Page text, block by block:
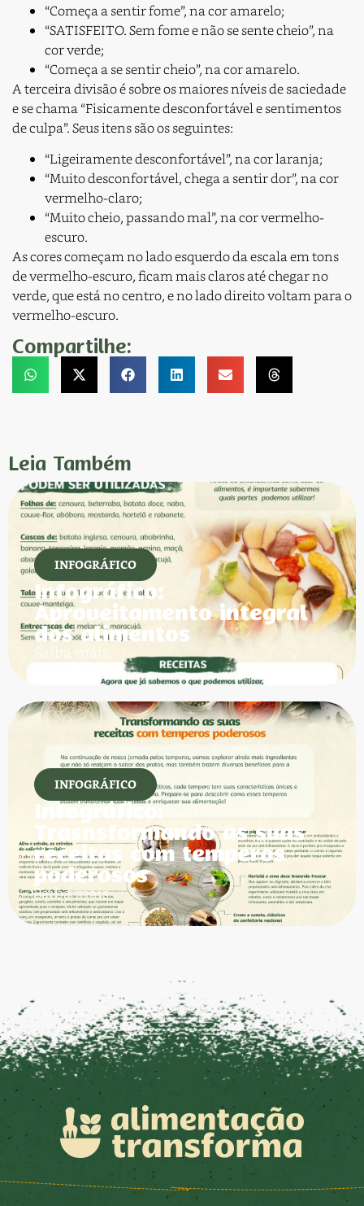
“Começa a sentir fome”, na cor amarelo;
“SATISFEITO. Sem fome e não se sente cheio”, na
cor verde;
“Começa a se sentir cheio”, na cor amarelo.
A terceira divisão é sobre os maiores níveis de saciedade
e se chama “Fisicamente desconfortável e sentimentos
de culpa”. Seus itens são os seguintes:
“Ligeiramente desconfortável”, na cor laranja;
“Muito desconfortável, chega a sentir dor”, na cor
vermelho-claro;
“Muito cheio, passando mal”, na cor vermelho-
escuro.
As cores começam no lado esquerdo da escala em tons
de vermelho-escuro, ficam mais claros até chegar no
verde, que está no centro, e no lado direito voltam para o
vermelho-escuro.
Compartilhe:
Leia Também
INFOGRÁFICO
Infográfico:
Aproveitamento integral
dos alimentos
Saiba mais
INFOGRÁFICO
Infográfico:
Trasnsformando as suas
receitas com temperos
poderosos
Saiba mais